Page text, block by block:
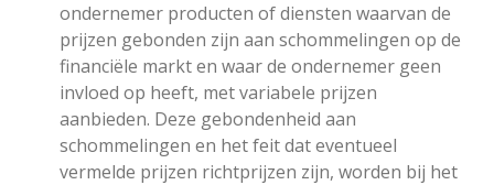
ondernemer producten of diensten waarvan de
prijzen gebonden zijn aan schommelingen op de
financiële markt en waar de ondernemer geen
invloed op heeft, met variabele prijzen
aanbieden. Deze gebondenheid aan
schommelingen en het feit dat eventueel
vermelde prijzen richtprijzen zijn, worden bij het